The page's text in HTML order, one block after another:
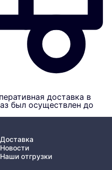
доставка в
был осуществлен до
Доставка
Новости
Наши отгрузки